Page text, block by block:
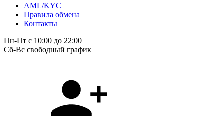
AML/KYC
Правила обмена
Контакты
Пн-Пт с 10:00 до 22:00
Сб-Вс свободный график